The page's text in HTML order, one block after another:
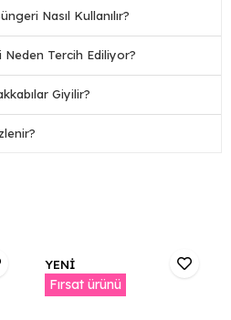
Nasıl Kullanılır?
Tercih Ediliyor?
Giyilir?
YENİ
Fırsat ürünü